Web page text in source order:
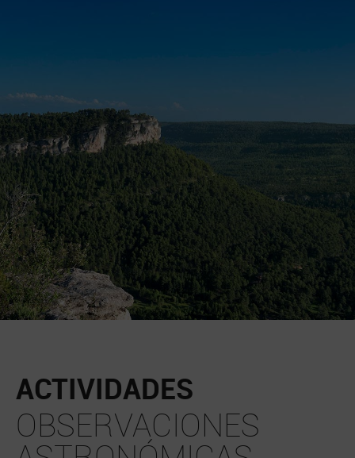
ACTIVIDADES
OBSERVACIONES